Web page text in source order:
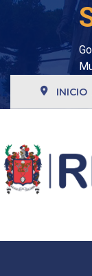
INICIO